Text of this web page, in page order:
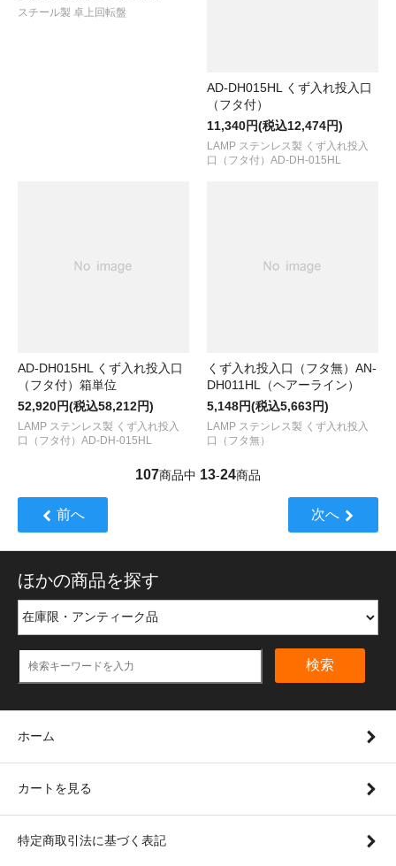
スチール製 卓上回転盤
AD-DH015HL くず入れ投入口
（フタ付）
11,340円(税込12,474円)
LAMP ステンレス製 くず入れ投入
口（フタ付）AD-DH-015HL
AD-DH015HL くず入れ投入口
（フタ付）箱単位
52,920円(税込58,212円)
LAMP ステンレス製 くず入れ投入
口（フタ付）AD-DH-015HL
くず入れ投入口（フタ無）AN-
DH011HL（ヘアーライン）
5,148円(税込5,663円)
LAMP ステンレス製 くず入れ投入
口（フタ無）
107商品中 13-24商品
前へ 次へ
ほかの商品を探す
検索
ホーム
カートを見る
特定商取引法に基づく表記